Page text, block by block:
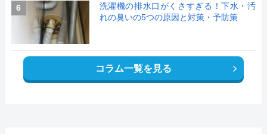
6
洗濯機の排水口がくさすぎる！下水・汚
れの臭いの5つの原因と対策・予防策
コラム一覧を見る